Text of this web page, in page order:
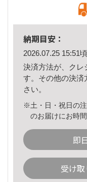
納期目安：
2026.07.25 15:51
決済方法が、クレ
す。その他の決済
さい。
※土・日・祝日の
のお届けにお時
即
受け